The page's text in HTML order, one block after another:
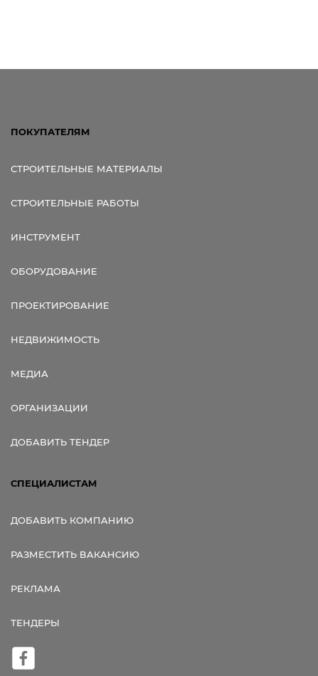
ПОКУПАТЕЛЯМ
СТРОИТЕЛЬНЫЕ МАТЕРИАЛЫ
СТРОИТЕЛЬНЫЕ РАБОТЫ
ИНСТРУМЕНТ
ОБОРУДОВАНИЕ
ПРОЕКТИРОВАНИЕ
НЕДВИЖИМОСТЬ
МЕДИА
ОРГАНИЗАЦИИ
ДОБАВИТЬ ТЕНДЕР
СПЕЦИАЛИСТАМ
ДОБАВИТЬ КОМПАНИЮ
РАЗМЕСТИТЬ ВАКАНСИЮ
РЕКЛАМА
ТЕНДЕРЫ